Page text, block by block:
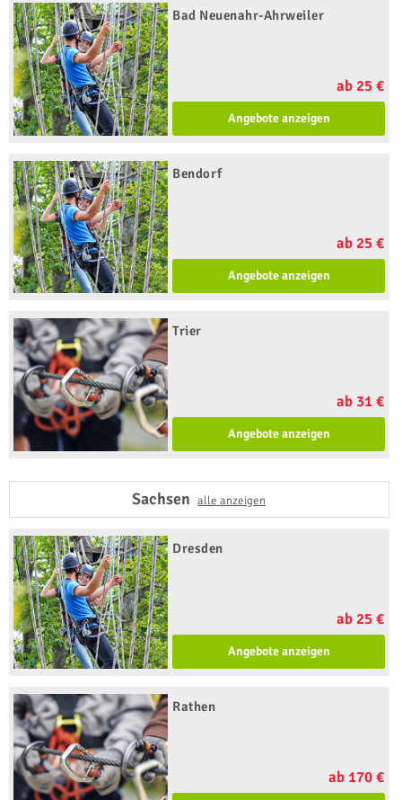
Bad Neuenahr-Ahrweiler
ab 25 €
Angebote anzeigen
Bendorf
ab 25 €
Angebote anzeigen
Trier
ab 31 €
Angebote anzeigen
Sachsenalle anzeigen
Dresden
ab 25 €
Angebote anzeigen
Rathen
ab 170 €